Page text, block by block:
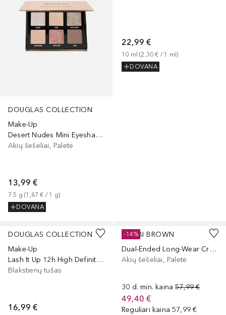
DOUGLAS COLLECTION
Make-Up
Desert Nudes Mini Eyeshadow Palette
Akių šešėliai, Paletė
13,99 €
7.5 g (1,87 € / 1 g)
DOVANA
22,99 €
10 ml (2,30 € / 1 ml)
DOVANA
DOUGLAS COLLECTION
Make-Up
Lash It Up 12h High Definition & Extra Length
Blakstienų tušas
16,99 €
BOBBI BROWN
Dual-Ended Long-Wear Cream Shadow Stick
Akių šešėliai, Paletė
30 d. min. kaina 57,99 €
49,40 €
Reguliari kaina 57,99 €
-14%